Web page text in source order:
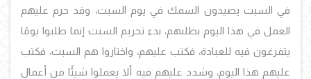
في السبت يصيدون السمك في يوم السبت، وقد حرم عليهم
العمل في هذا اليوم بطلبهم، بدء تحريم السبت إنما طلبوا يومًا
يتفرغون فيه للعبادة، فكتب عليهم، واختاروا هم السبت، فكتب
عليهم هذا اليوم، وشدد عليهم فيه ألا يعملوا شيئًا من أعمال